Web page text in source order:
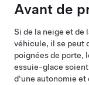
Avant de
Si de la neige et de
véhicule, il se peut
poignées de porte,
essuie-glace
d'une autonomie et